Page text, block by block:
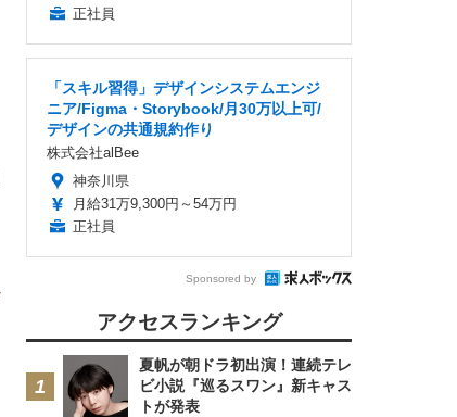
正社員
「スキル習得」デザインシステムエンジ
ニア/Figma・Storybook/月30万以上可/
デザインの共通規約作り
株式会社alBee
神奈川県
月給31万9,300円～54万円
正社員
Sponsored by
アクセスランキング
夏帆が朝ドラ初出演！連続テレ
ビ小説『巡るスワン』新キャス
トが発表